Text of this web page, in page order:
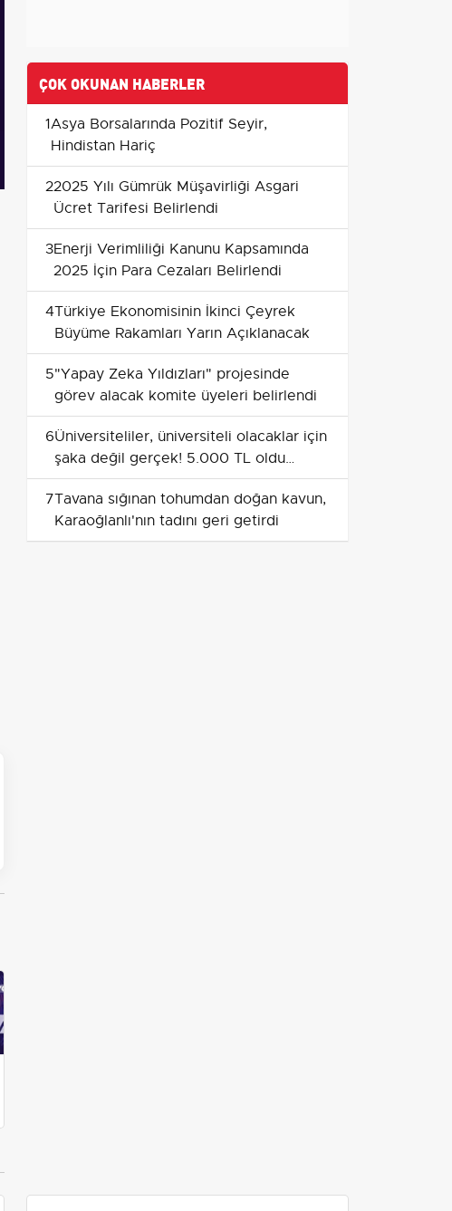
ÇOK OKUNAN HABERLER
1Asya Borsalarında Pozitif Seyir,
Hindistan Hariç
22025 Yılı Gümrük Müşavirliği Asgari
Ücret Tarifesi Belirlendi
3Enerji Verimliliği Kanunu Kapsamında
2025 İçin Para Cezaları Belirlendi
4Türkiye Ekonomisinin İkinci Çeyrek
Büyüme Rakamları Yarın Açıklanacak
5"Yapay Zeka Yıldızları" projesinde
görev alacak komite üyeleri belirlendi
6Üniversiteliler, üniversiteli olacaklar için
şaka değil gerçek! 5.000 TL oldu
herkesi zorlayacak
7Tavana sığınan tohumdan doğan kavun,
Karaoğlanlı'nın tadını geri getirdi